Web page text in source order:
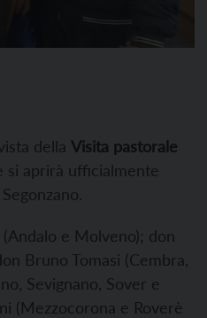
della Visita pastorale
si aprirà ufficialmente
(Andalo e Molveno); don
Bruno Tomasi (Cembra,
Sevignano, Sover e
(Mezzocorona e Roverè